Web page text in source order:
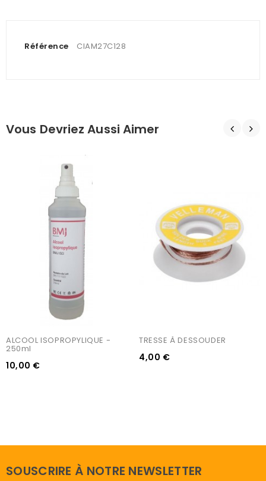
Référence CIAM27C128
Vous Devriez Aussi Aimer
ALCOOL ISOPROPYLIQUE -
250ml
10,00 €
TRESSE À DESSOUDER
4,00 €
SOUSCRIRE À NOTRE NEWSLETTER